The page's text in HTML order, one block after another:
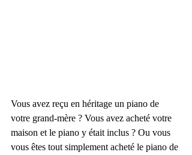
Vous avez reçu en héritage un piano de
votre grand-mère ? Vous avez acheté votre
maison et le piano y était inclus ? Ou vous
vous êtes tout simplement acheté le piano de